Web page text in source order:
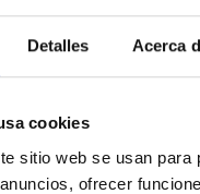
Detalles Acerca
cookies
sitio web se usan para
ofrecer